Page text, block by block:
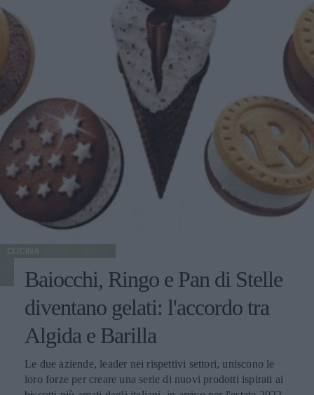
CUCINA
Baiocchi, Ringo e Pan di Stelle
diventano gelati: l'accordo tra
Algida e Barilla
Le due aziende, leader nei rispettivi settori, uniscono le
loro forze per creare una serie di nuovi prodotti ispirati ai